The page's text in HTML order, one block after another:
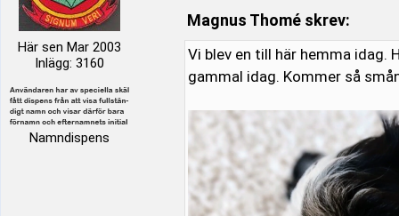
Här sen Mar 2003
Inlägg: 3160
Namndispens
Magnus Thomé skrev:
Vi blev en till här hemma idag.
gammal idag. Kommer så